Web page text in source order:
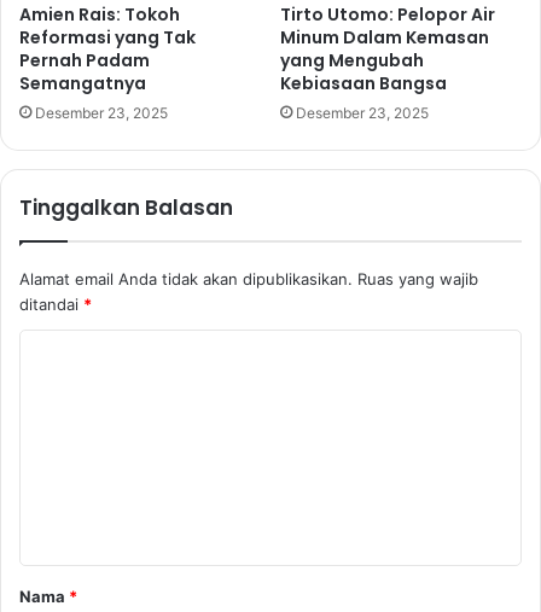
Amien Rais: Tokoh
Reformasi yang Tak
Pernah Padam
Semangatnya
Desember 23, 2025
Tirto Utomo: Pelopor Air
Minum Dalam Kemasan
yang Mengubah
Kebiasaan Bangsa
Desember 23, 2025
Tinggalkan Balasan
Alamat email Anda tidak akan dipublikasikan. Ruas yang wajib
ditandai *
a
r
Nama *